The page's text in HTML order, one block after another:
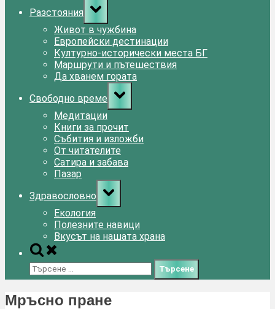
Разстояния
Toggle
sub-
menu
Живот в чужбина
Европейски дестинации
Културно-исторически места БГ
Маршрути и пътешествия
Да хванем гората
Свободно време
Toggle
sub-
menu
Медитации
Книги за прочит
Събития и изложби
От читателите
Сатира и забава
Пазар
Здравословно
Toggle
sub-
menu
Екология
Полезните навици
Вкусът на нашата храна
Toggle
search
form
Търсене
за:
Мръсно пране